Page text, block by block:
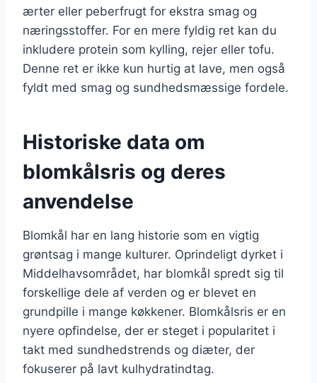
ærter eller peberfrugt for ekstra smag og
næringsstoffer. For en mere fyldig ret kan du
inkludere protein som kylling, rejer eller tofu.
Denne ret er ikke kun hurtig at lave, men også
fyldt med smag og sundhedsmæssige fordele.
Historiske data om
blomkålsris og deres
anvendelse
Blomkål har en lang historie som en vigtig
grøntsag i mange kulturer. Oprindeligt dyrket i
Middelhavsområdet, har blomkål spredt sig til
forskellige dele af verden og er blevet en
grundpille i mange køkkener. Blomkålsris er en
nyere opfindelse, der er steget i popularitet i
takt med sundhedstrends og diæter, der
fokuserer på lavt kulhydratindtag.